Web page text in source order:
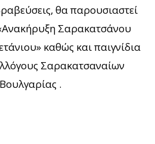
θα παρουσιαστεί
Σαρακατσάνου
καθώς και παιγνίδια
Σαρακατσαναίων
.